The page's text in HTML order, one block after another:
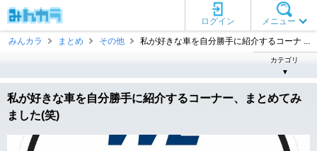
メニュー
ログイン
みんカラ
まとめ その他 私が好きな車を自分勝手に紹介するコーナ ...
カテゴリ
▼
私が好きな車を自分勝手に紹介するコーナー、まとめてみ
ました(笑)